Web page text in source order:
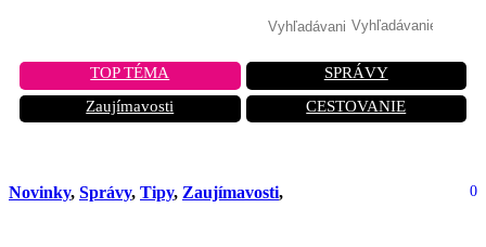
TOP TÉMA
SPRÁVY
Zaujímavosti
CESTOVANIE
Novinky, Správy, Tipy, Zaujímavosti, 0